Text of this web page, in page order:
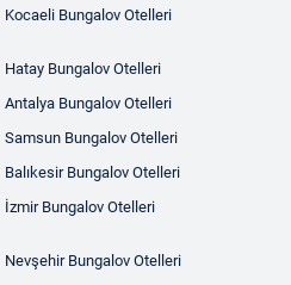
Kocaeli Bungalov Otelleri
Hatay Bungalov Otelleri
Antalya Bungalov Otelleri
Samsun Bungalov Otelleri
Balıkesir Bungalov Otelleri
İzmir Bungalov Otelleri
Nevşehir Bungalov Otelleri